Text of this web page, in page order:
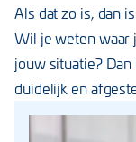
Als dat zo is, dan
Wil je weten waar
jouw situatie?
duidelijk en